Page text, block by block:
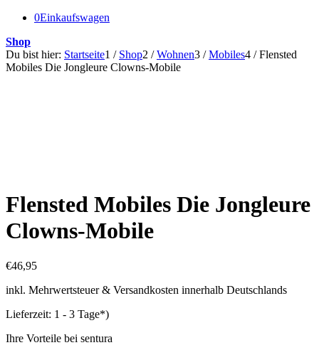
0Einkaufswagen
Shop
Du bist hier: Startseite1 / Shop2 / Wohnen3 / Mobiles4 / Flensted
Mobiles Die Jongleure Clowns-Mobile
Flensted Mobiles Die Jongleure
Clowns-Mobile
€46,95
inkl. Mehrwertsteuer & Versandkosten innerhalb Deutschlands
Lieferzeit: 1 - 3 Tage*)
Ihre Vorteile bei sentura